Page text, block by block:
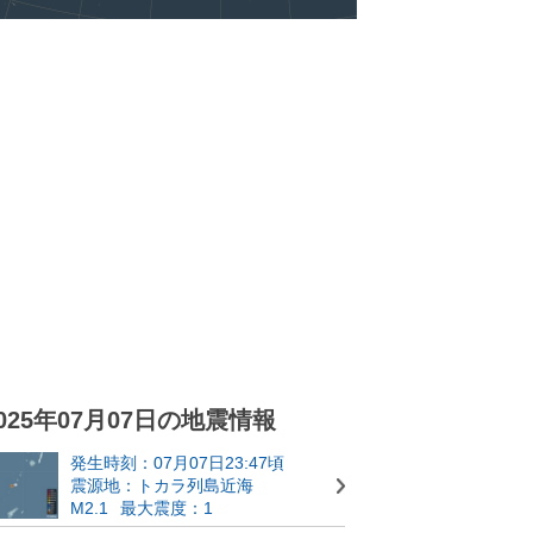
年07月07日の地震情報
発生時刻：07月07日23:47頃
震源地：トカラ列島近海
M2.1
最大震度：1